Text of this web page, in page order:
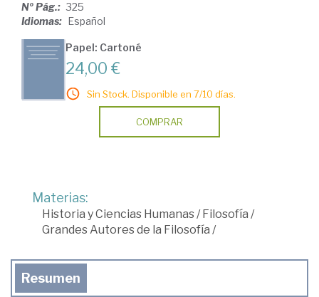
Nº Pág.: 325
Idiomas: Español
Papel: Cartoné
24,00 €
Sin Stock. Disponible en 7/10 días.
COMPRAR
Materias:
Historia y Ciencias Humanas/Filosofía /
Grandes Autores de la Filosofía /
Resumen